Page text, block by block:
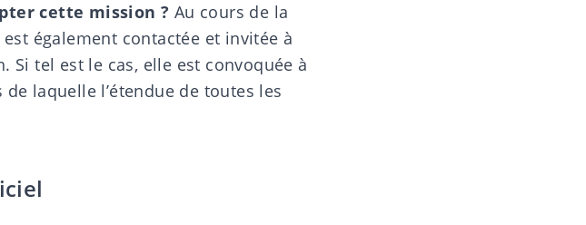
cette mission ? Au cours de la
également contactée et invitée à
tel est le cas, elle est convoquée à
laquelle l’étendue de toutes les